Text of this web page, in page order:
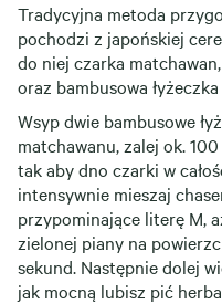
Tradycyjna metoda
pochodzi z japońskiej
do niej czarka
oraz bambusowa
Wsyp dwie bambusowe
matchawanu, zalej ok.
tak aby dno czarki w
intensywnie mieszaj
przypominające literę M,
zielonej piany na
sekund. Następnie dolej
jak mocną lubisz pić